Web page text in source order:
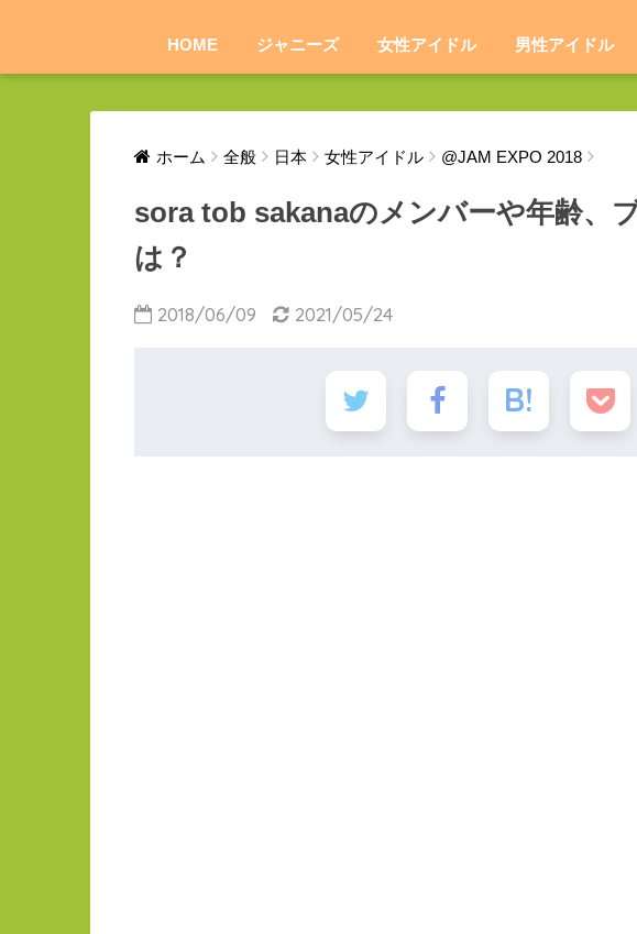
HOME ジャニーズ 女性アイドル 男性アイドル
ホーム 全般 日本 女性アイドル @JAM EXPO 2018
sora tob sakanaのメンバーや年齢、
は？
2018/06/09 2021/05/24